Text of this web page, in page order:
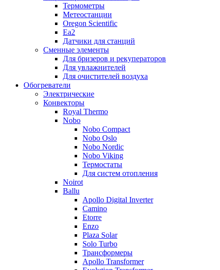
Термометры
Метеостанции
Oregon Scientific
Ea2
Датчики для станций
Сменные элементы
Для бризеров и рекуператоров
Для увлажнителей
Для очистителей воздуха
Обогреватели
Электрические
Конвекторы
Royal Thermo
Nobo
Nobo Compact
Nobo Oslo
Nobo Nordic
Nobo Viking
Термостаты
Для систем отопления
Noirot
Ballu
Apollo Digital Inverter
Camino
Etorre
Enzo
Plaza Solar
Solo Turbo
Трансформеры
Apollo Transformer